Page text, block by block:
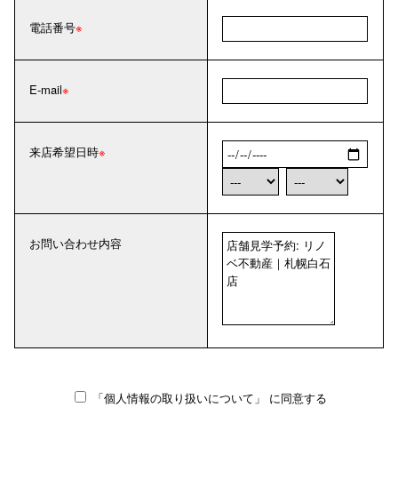
電話番号
E-mail
来店希望日時
お問い合わせ内容
「個人情報の取り扱いについて」 に同意する